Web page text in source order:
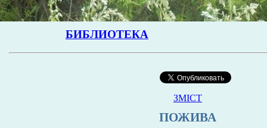
ЗМІСТ
ПОЖИВА